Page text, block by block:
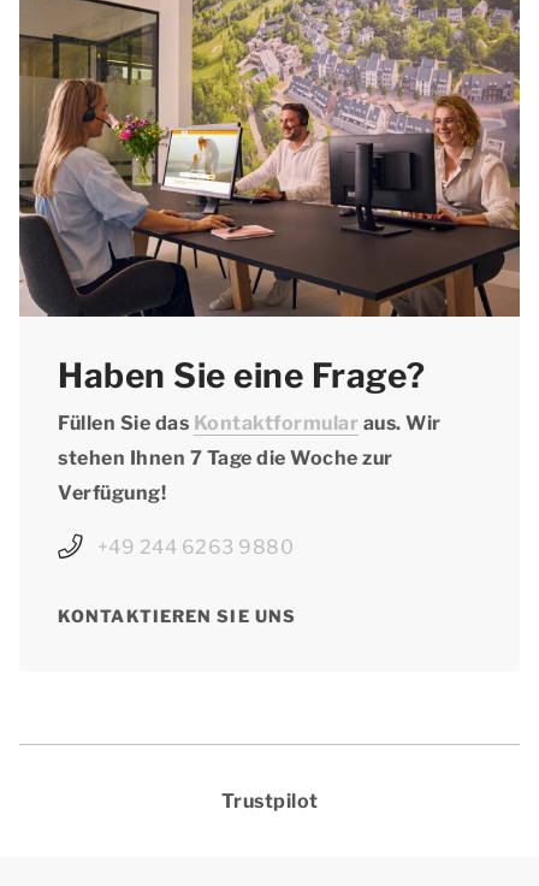
Haben Sie eine Frage?
Füllen Sie das Kontaktformular aus. Wir
stehen Ihnen 7 Tage die Woche zur
Verfügung!
+49 244 6263 9880
KONTAKTIEREN SIE UNS
Trustpilot